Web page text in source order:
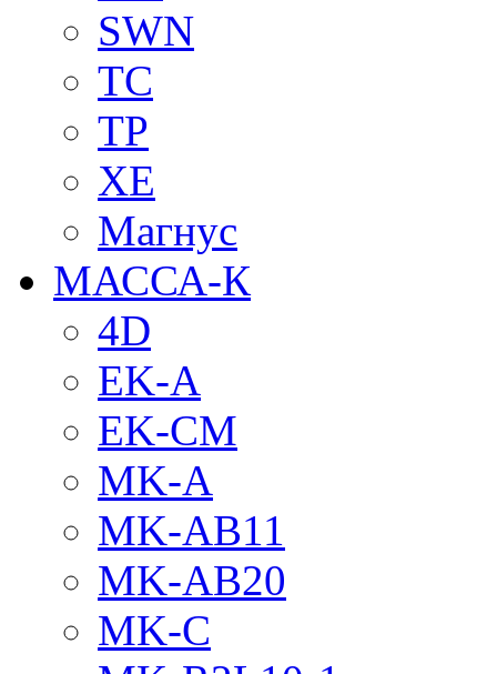
SWN
TC
TP
XE
Магнус
МАССА-К
4D
EK-A
EK-CM
MK-A
MK-AB11
MK-AB20
MK-C